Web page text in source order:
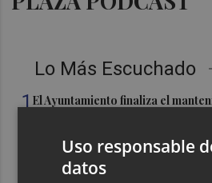
Lo Más Escuchado
1El Ayuntamiento finaliza el
El incendio forestal de Aras de
controlado
Uso responsable
datos